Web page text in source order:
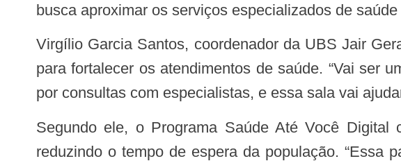
busca aproximar os serviços especializados de
Virgílio Garcia Santos, coordenador da UBS Jair Geraldo Santos, destacou a importância da parceria entre Estado e município
para fortalecer os atendimentos de saúde. “Vai ser
por consultas com especialistas, e essa sala vai
Segundo ele, o Programa Saúde Até Você Digital chega para facilitar principalmente o acesso aos médicos especialistas,
reduzindo o tempo de espera da população. “Essa